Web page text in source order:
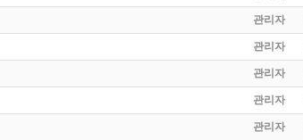
관리자
관리자
관리자
관리자
관리자